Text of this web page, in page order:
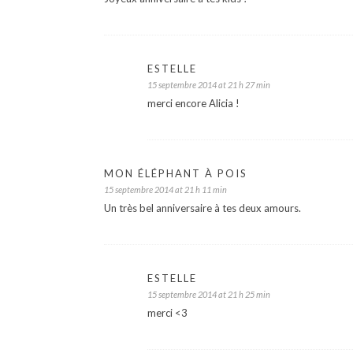
ESTELLE
15 septembre 2014 at 21 h 27 min
merci encore Alicia !
MON ÉLÉPHANT À POIS
15 septembre 2014 at 21 h 11 min
Un très bel anniversaire à tes deux amours.
ESTELLE
15 septembre 2014 at 21 h 25 min
merci <3